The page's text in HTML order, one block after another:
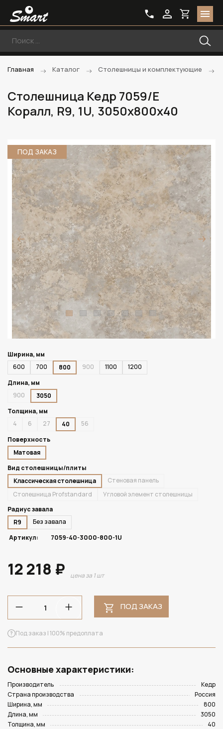
Главная Каталог Столешницы и комплектующие
Столешница Кедр 7059/E
Коралл, R9, 1U, 3050х800х40
ПОД ЗАКАЗ
Ширина, мм
600
700 800 900 1100
1200
Длина, мм
900
3050
Толщина, мм
4
6 27 40
56
Поверхность
Матовая
Вид столешницы/плиты
Классическая столешница
Стеновая панель
Столешница Profstandard
Угловой элемент столешницы
Радиус завала
R9
Без завала
Артикул:
7059-40-3000-800-1U
12 218 ₽ цена за 1 шт
ПОД ЗАКАЗ
Под заказ | 100% предоплата
Основные характеристики:
Производитель
Кедр
Страна производства
Россия
Ширина, мм
800
Длина, мм
3050
Толщина, мм
40